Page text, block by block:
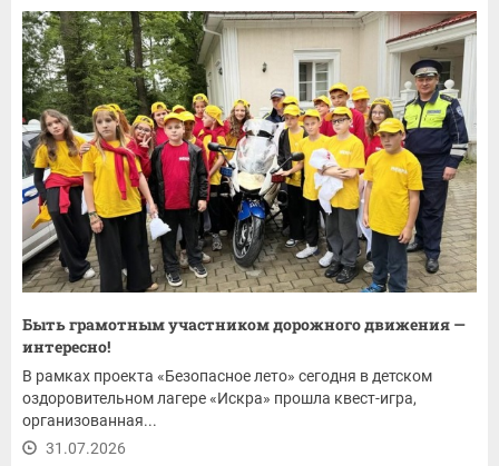
Быть грамотным участником дорожного движения —
интересно!
В рамках проекта «Безопасное лето» сегодня в детском
оздоровительном лагере «Искра» прошла квест-игра,
организованная...
31.07.2026